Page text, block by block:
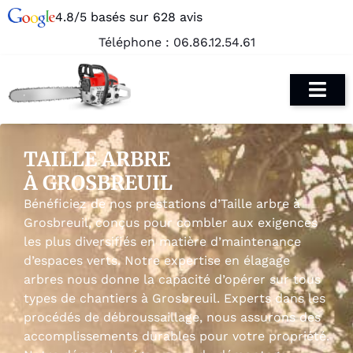
4.8/5 basés sur 628 avis
Téléphone : 06.86.12.54.61
TAILLE ARBRE
À GROSBREUIL
Bénéficiez de nos prestations d’Taille arbre à
Grosbreuil, conçus pour combler aux exigences
les plus diversifiés en matière d’maintenance
d’espaces verts. Notre expertise en élagage
arbres nous donne la capacité d’opérer sur tous
types de chantiers à Grosbreuil. Experts dans les
procédés de débroussaillage, nous assurons des
accomplissements durables pour votre propriété.